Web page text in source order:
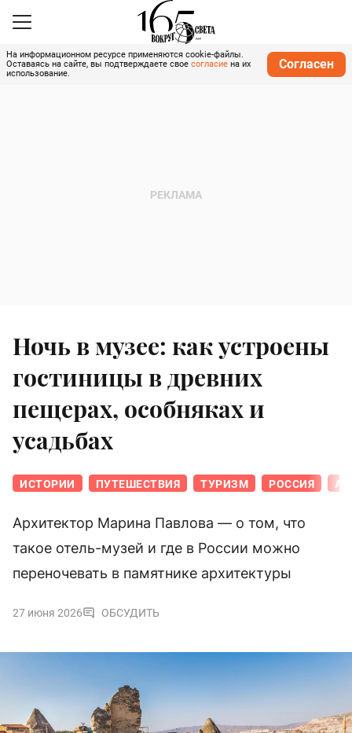
На информационном ресурсе применяются cookie-файлы.
Оставаясь на сайте, вы подтверждаете свое согласие на их
использование.
Согласен
Ночь в музее: как устроены
гостиницы в древних
пещерах, особняках и
усадьбах
ИСТОРИИ ПУТЕШЕСТВИЯ ТУРИЗМ РОССИЯ
Архитектор Марина Павлова — о том, что
такое отель-музей и где в России можно
переночевать в памятнике архитектуры
27 июня 2026 ОБСУДИТЬ